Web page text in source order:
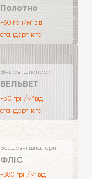
Полотно
+60 грн/м² від
стандартного
Вінілові шпалери
ВЕЛЬВЕТ
+30 грн/м² від
стандартного
Безшовні шпалери
ФЛІС
+380 грн/м² від